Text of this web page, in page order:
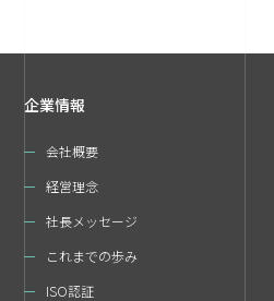
企業情報
会社概要
経営理念
社長メッセージ
これまでの歩み
ISO認証